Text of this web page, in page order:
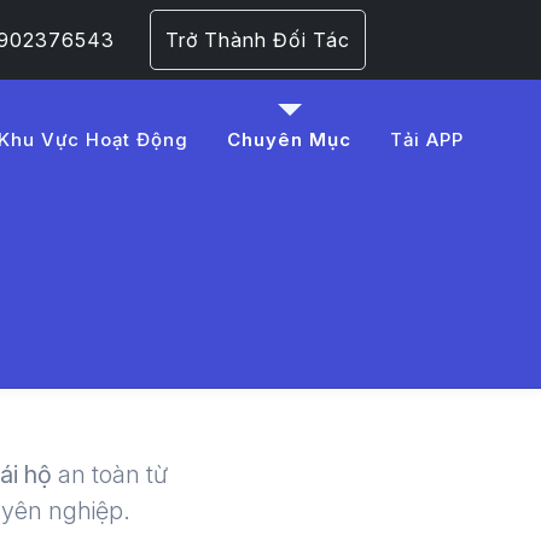
Trở Thành Đối Tác
Khu Vực Hoạt Động Chuyên Mục Tải APP
-
hộ an toàn từ
nghiệp.